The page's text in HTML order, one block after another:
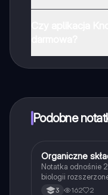
które również
oferujemy usługę
Podobne
Biologia
Organiczne
Notatka odnośnie
biologii
błonnik
3 162 2